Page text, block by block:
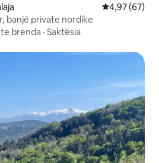
Vlerësimi
4,97 (67)
banjë private nordike
brenda · Saktësia